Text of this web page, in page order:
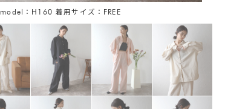
model：H160 着用サイズ：FREE